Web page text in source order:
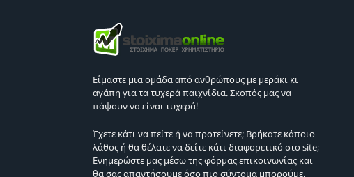
Είμαστε μια ομάδα από ανθρώπους με μεράκι κι
αγάπη για τα τυχερά παιχνίδια. Σκοπός μας να
πάψουν να είναι τυχερά!
Έχετε κάτι να πείτε ή να προτείνετε; Βρήκατε κάποιο
λάθος ή θα θέλατε να δείτε κάτι διαφορετικό στο site;
Ενημερώστε μας μέσω της φόρμας επικοινωνίας και
θα σας απαντήσουμε όσο πιο σύντομα μπορούμε.